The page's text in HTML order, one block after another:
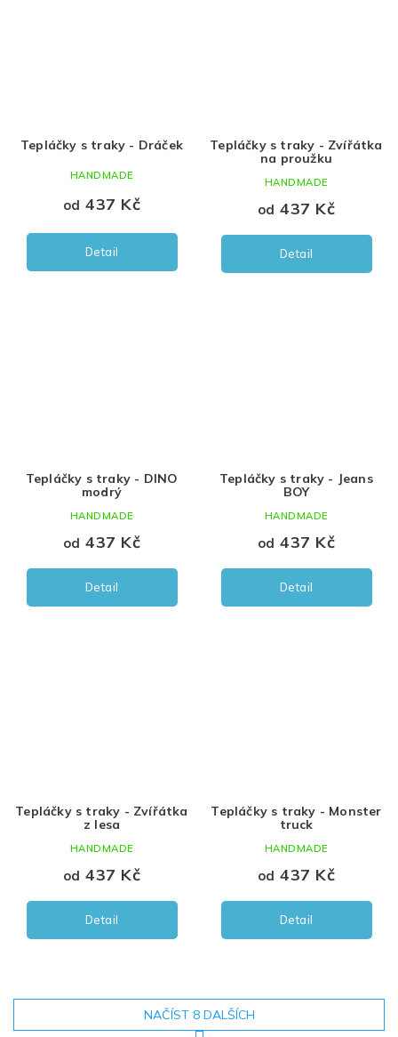
Tepláčky s traky - Dráček
od 437 Kč
Detail
HANDMADE
Tepláčky s traky - Zvířátka
na proužku
od 437 Kč
Detail
HANDMADE
Tepláčky s traky - DINO
modrý
od 437 Kč
Detail
HANDMADE
Tepláčky s traky - Jeans
BOY
od 437 Kč
Detail
HANDMADE
Tepláčky s traky - Zvířátka
z lesa
od 437 Kč
Detail
HANDMADE
Tepláčky s traky - Monster
truck
od 437 Kč
Detail
HANDMADE
NAČÍST 8 DALŠÍCH